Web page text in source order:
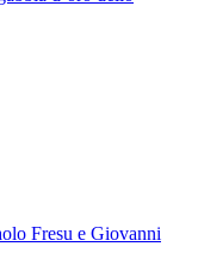
Fresu e Giovanni